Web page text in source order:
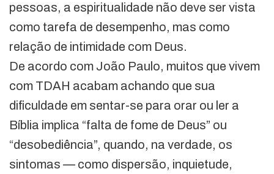
pessoas, a espiritualidade não deve ser vista
como tarefa de desempenho, mas como
relação de intimidade com Deus.
De acordo com João Paulo, muitos que vivem
com TDAH acabam achando que sua
dificuldade em sentar-se para orar ou ler a
Bíblia implica “falta de fome de Deus” ou
“desobediência”, quando, na verdade, os
sintomas — como dispersão, inquietude,